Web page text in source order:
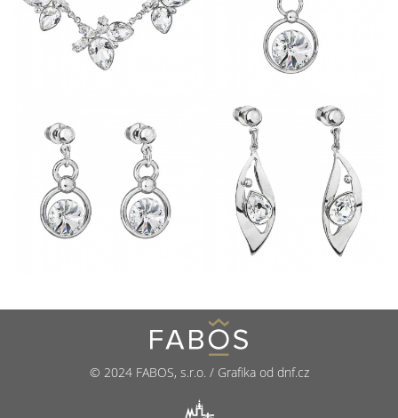
© 2024 FABOS, s.r.o. / Grafika od dnf.cz